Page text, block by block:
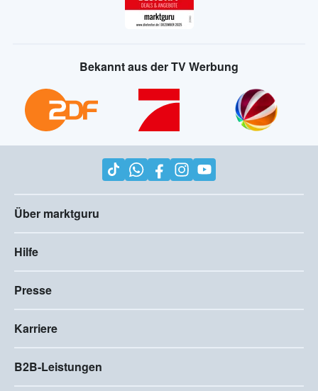
Bekannt aus der TV Werbung
Über marktguru
Hilfe
Presse
Karriere
B2B-Leistungen